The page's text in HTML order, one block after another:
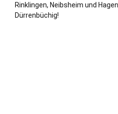
Rinklingen, Neibsheim und
Dürrenbüchig!